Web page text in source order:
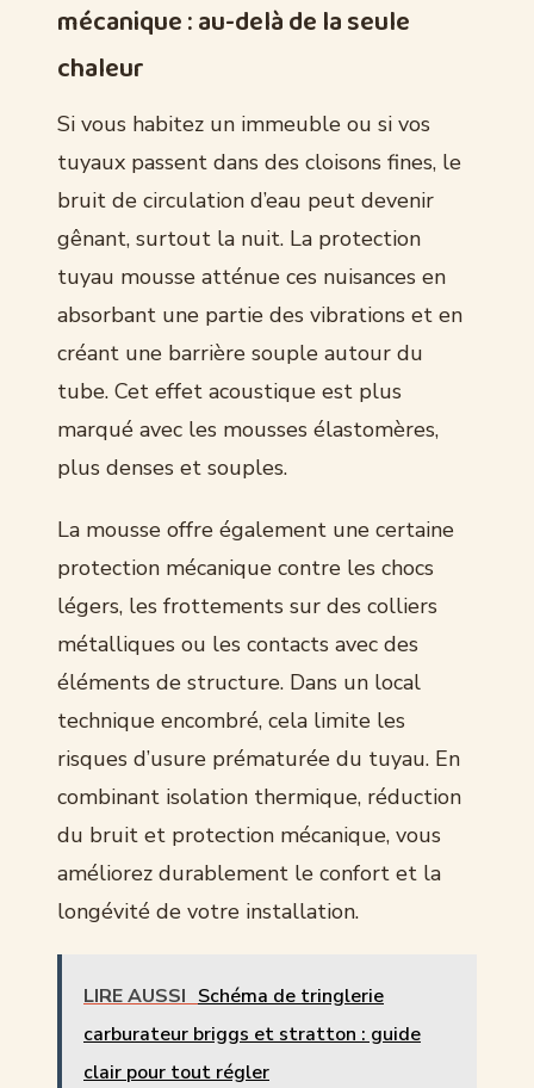
mécanique : au-delà de la seule
chaleur
Si vous habitez un immeuble ou si vos
tuyaux passent dans des cloisons fines, le
bruit de circulation d’eau peut devenir
gênant, surtout la nuit. La protection
tuyau mousse atténue ces nuisances en
absorbant une partie des vibrations et en
créant une barrière souple autour du
tube. Cet effet acoustique est plus
marqué avec les mousses élastomères,
plus denses et souples.
La mousse offre également une certaine
protection mécanique contre les chocs
légers, les frottements sur des colliers
métalliques ou les contacts avec des
éléments de structure. Dans un local
technique encombré, cela limite les
risques d’usure prématurée du tuyau. En
combinant isolation thermique, réduction
du bruit et protection mécanique, vous
améliorez durablement le confort et la
longévité de votre installation.
LIRE AUSSI Schéma de tringlerie
carburateur briggs et stratton : guide
clair pour tout régler